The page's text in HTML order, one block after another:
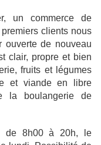
un commerce de
clients nous
ouverte de nouveau
clair, propre et bien
fruits et légumes
et viande en libre
la boulangerie de
de 8h00 à 20h, le